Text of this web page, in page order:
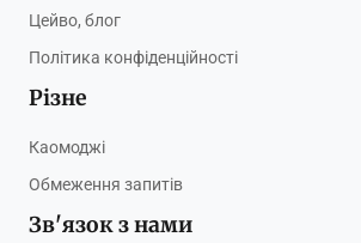
Цейво, блог
Політика конфіденційності
Різне
Каомоджі
Обмеження запитів
Зв'язок з нами